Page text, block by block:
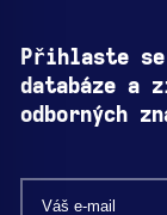
Přihlaste
databáze a
odborných